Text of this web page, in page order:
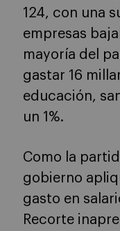
124, con una
empresas
mayoría del
gastar 16
educación,
un 1%.
Como la
gobierno
gasto en
Recorte